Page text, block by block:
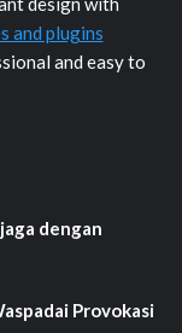
and plugins
and easy to
dengan
Provokasi